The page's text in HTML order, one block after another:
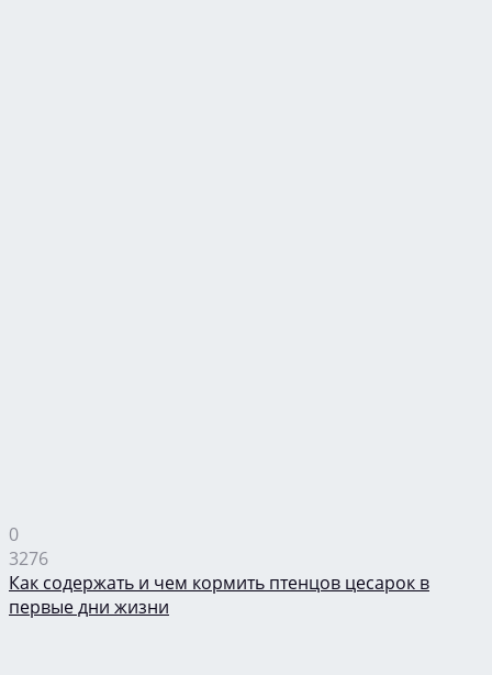
0
3276
Как содержать и чем кормить птенцов цесарок в
первые дни жизни